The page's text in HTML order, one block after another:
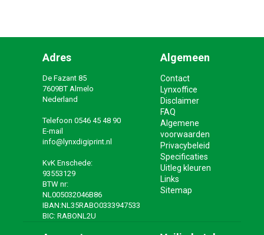
Adres
De Fazant 85
7609BT Almelo
Nederland
Telefoon 0546 45 48 90
E-mail
info@lynxdigiprint.nl
KvK Enschede:
93553129
BTW nr:
NL005032046B86
IBAN:NL35RABO0333947533
BIC: RABONL2U
Algemeen
Contact
Lynxoffice
Disclaimer
FAQ
Algemene
voorwaarden
Privacybeleid
Specificaties
Uitleg kleuren
Links
Sitemap